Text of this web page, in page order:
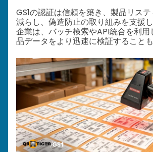
GS1の認証は信頼を築き、製品リス
減らし、偽造防止の取り組みを支援
企業は、バッチ検索やAPI統合を利用
品データをより迅速に検証することも